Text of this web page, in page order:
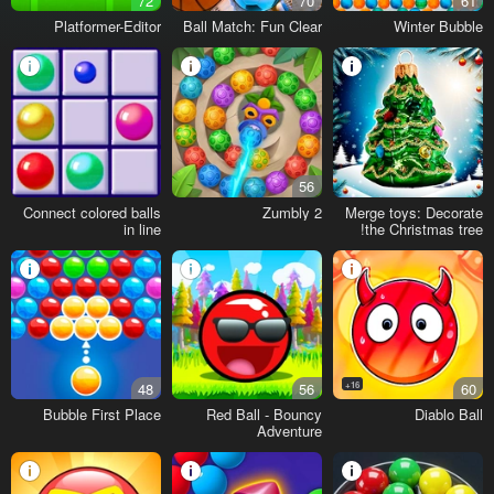
Winter Bubble
Ball Match: Fun Clear
Platformer-Editor
Merge toys: Decorate
the Christmas tree!
56
Zumbly 2
Connect colored balls
in line
60
16+
Diablo Ball
56
Red Ball - Bouncy
Adventure
48
Bubble First Place